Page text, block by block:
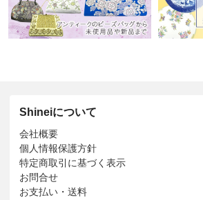
Shineiについて
会社概要
個人情報保護方針
特定商取引に基づく表示
お問合せ
お支払い・送料